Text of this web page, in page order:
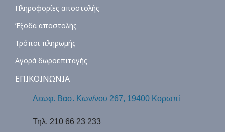
Πληροφορίες αποστολής
Έξοδα αποστολής
Τρόποι πληρωμής
Αγορά δωροεπιταγής
ΕΠΙΚΟΙΝΩΝΙΑ
Λεωφ. Βασ. Κων/νου 267, 19400 Κορωπί
Τηλ. 210 66 23 233